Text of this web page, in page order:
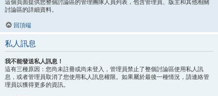
這個頁面提供您整個討論區的管理團隊人員列表，包含管理員、版主和其他相關
討論區的詳細資料。
回頂端
私人訊息
我不能發送私人訊息！
這有三種原因：您尚未註冊或尚未登入，管理員禁止了整個討論區使用私人訊
息，或者管理員取消了您使用私人訊息權限。如果屬於最後一種情況，請連絡管
理員以獲得更多的資訊。